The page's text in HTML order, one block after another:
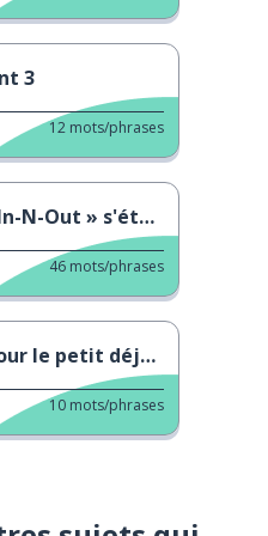
3
12 mots/phrases
N-Out » s'étend
46 mots/phrases
le petit déjeuner
10 mots/phrases